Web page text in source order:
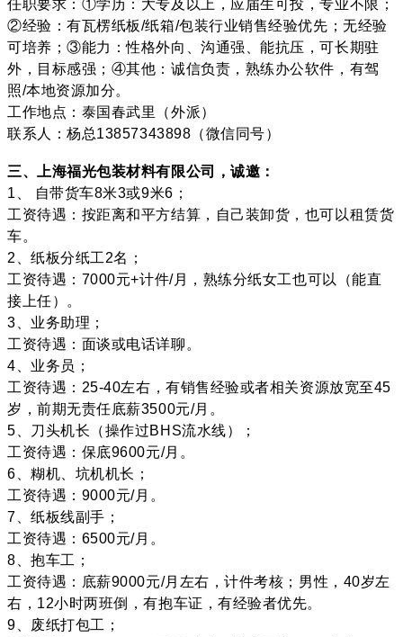
任职要求：①学历：大专及以上，应届生可投，专业不限；
②经验：有瓦楞纸板/纸箱/包装行业销售经验优先；无经验
可培养；③能力：性格外向、沟通强、能抗压，可长期驻
外，目标感强；④其他：诚信负责，熟练办公软件，有驾
照/本地资源加分。
工作地点：泰国春武里（外派）
联系人：杨总13857343898（微信同号）
三、上海福光包装材料有限公司，诚邀：
1、 自带货车8米3或9米6；
工资待遇：按距离和平方结算，自己装卸货，也可以租赁货
车。
2、纸板分纸工2名；
工资待遇：7000元+计件/月，熟练分纸女工也可以（能直
接上任）。
3、业务助理；
工资待遇：面谈或电话详聊。
4、业务员；
工资待遇：25-40左右，有销售经验或者相关资源放宽至45
岁，前期无责任底薪3500元/月。
5、刀头机长（操作过BHS流水线）；
工资待遇：保底9600元/月。
6、糊机、坑机机长；
工资待遇：9000元/月。
7、纸板线副手；
工资待遇：6500元/月。
8、抱车工；
工资待遇：底薪9000元/月左右，计件考核；男性，40岁左
右，12小时两班倒，有抱车证，有经验者优先。
9、废纸打包工；